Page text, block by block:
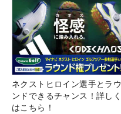
ネクストヒロイン選手とラウ
ンドできるチャンス！詳しく
はこちら！